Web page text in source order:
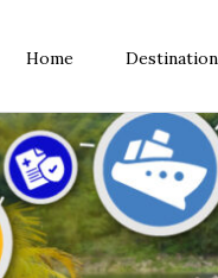
Home Destination